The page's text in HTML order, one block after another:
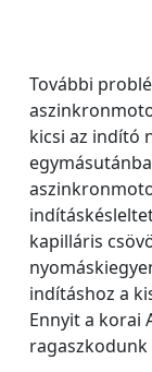
További
kicsi az indító
kapilláris
indításhoz a
Ennyit a korai